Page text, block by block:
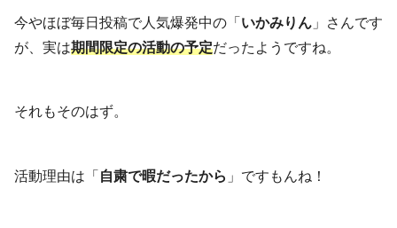
今やほぼ毎日投稿で人気爆発中の「 いかみりん 」さんです
が、実は期間限定の活動の予定だったようですね。
それもそのはず。
活動理由は「 自粛で暇だったから 」ですもんね！